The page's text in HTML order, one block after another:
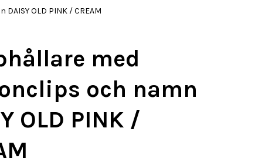
OLD PINK / CREAM
med
och namn
OLD PINK /